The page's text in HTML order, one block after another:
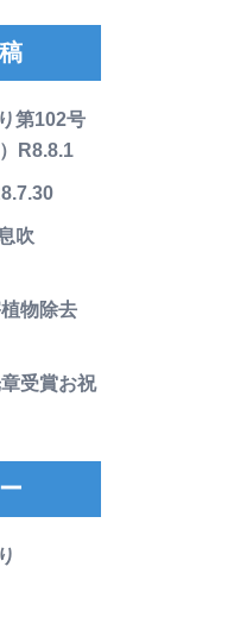
第102号
R8.8.1
吹
物除去
受賞お祝